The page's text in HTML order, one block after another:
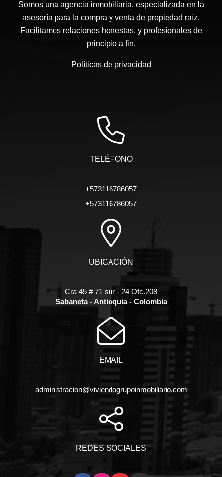
Somos una agencia inmobiliaria, especializada en la
asesoría para la compra y venta de propiedad raíz.
Facilitamos relaciones honestas, y profesionales de
principio a fin.
Políticas de privacidad
TELÉFONO
+573116786057
+573116786057
UBICACIÓN
Cra 45 # 71 sur - 24 Ofc.208
Sabaneta - Antioquia - Colombia
EMAIL
administracion@viviendogrupoinmobiliario.com
REDES SOCIALES